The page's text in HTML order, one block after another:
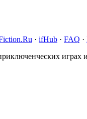
· ifHub · FAQ ·
играх